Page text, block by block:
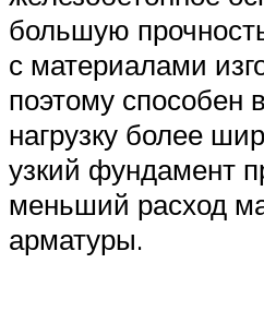
большую
с материалами
поэтому способен
нагрузку более
узкий фундамент
меньший расход
арматуры.